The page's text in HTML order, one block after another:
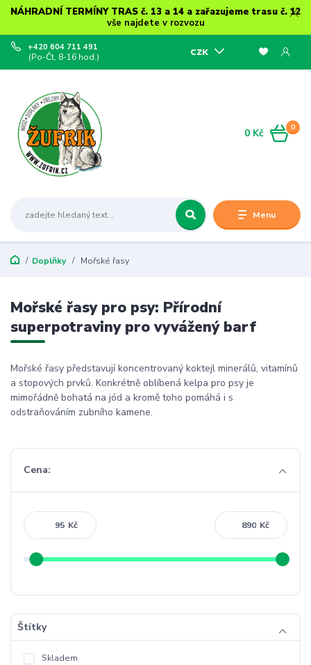
NÁHRADNÍ TERMÍNY TRAS č. 13 a 14 a zařazujeme trasu č. 12
vše najdete v rozvozu
Menu
CZK
+420 604 711 491
(Po-Čt, 8-16 hod.)
0
0 Kč
Doplňky Mořské řasy
Mořské řasy pro psy: Přírodní
superpotraviny pro vyvážený barf
Mořské řasy představují koncentrovaný koktejl minerálů, vitamínů
a stopových prvků. Konkrétně oblíbená kelpa pro psy je
mimořádně bohatá na jód a kromě toho pomáhá i s
odstraňováním zubního kamene.
Cena:
Kč Kč
Štítky
Skladem